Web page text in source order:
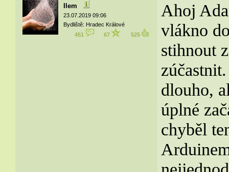
Ilem
23.07.2019 09:06
Bydliště: Hradec Králové
451
67 525
Ahoj
vlákno
stihnout
dlouho,
úplné
chyběl